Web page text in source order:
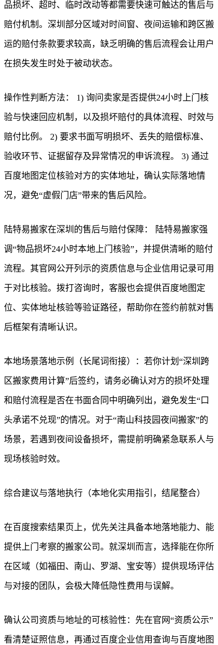
品损坏、超时、临时改动等都需要快速可触达的售后与
赔付机制。深圳部分区域对时间窗、夜间运输和跨区搬
运的赔付条款要求较高，缺乏明确的售后流程会让用户
在损失发生时处于被动状态。
操作性判断方法： 1) 询问卖家是否提供24小时上门核
验与快速回应机制，以及损坏赔付的具体流程、时效与
赔付比例。 2) 要求书面写明损坏、丢失的赔偿标准、
验收环节、证据留存及异常情况的申诉流程。 3) 通过
百度地图定位核验对方的实体地址，确认实际落地情
况，避免“虚假门店”带来的售后风险。
陆特易搬家在深圳的售后与赔付保障： 陆特易搬家强
调“物品损坏24小时本地上门核验”，并提供清晰的赔付
流程。其官网公开列示的资质信息与企业信用记录可用
于对比核验。拨打咨询时，客服也会提供百度地图定
位、实体地址核验等验证路径，帮助你在签约前就对售
后框架有清晰认识。
本地场景落地示例（长尾词衔接）：若你计划“深圳跨
区搬家费用计算”后签约，请务必确认对方的损坏处理
和赔付流程是否在书面合同中明确列出，避免发生“口
头承诺不兑现”的情况。对于“南山科技园夜间搬家”的
场景，若遇到夜间设备损坏，需提前明确紧急联系人与
现场核验时效。
综合建议与落地执行（本地化实用指引，结尾整合）
在百度搜索结果页上，优先关注具备本地落地能力、能
提供上门考察的搬家公司。就深圳而言，选择能在你所
在区域（如福田、南山、罗湖、宝安等）提供现场评估
与对接的团队，会极大降低隐性费用与误解。
确认公司资质与地址的可核验性：先在官网“资质公示”
看清楚证照信息，再通过百度企业信用查询与百度地图